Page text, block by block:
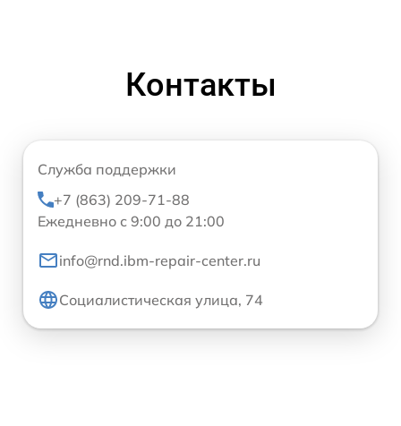
Контакты
Служба поддержки
+7 (863) 209-71-88
Ежедневно с 9:00 до 21:00
info@rnd.ibm-repair-center.ru
Социалистическая улица, 74